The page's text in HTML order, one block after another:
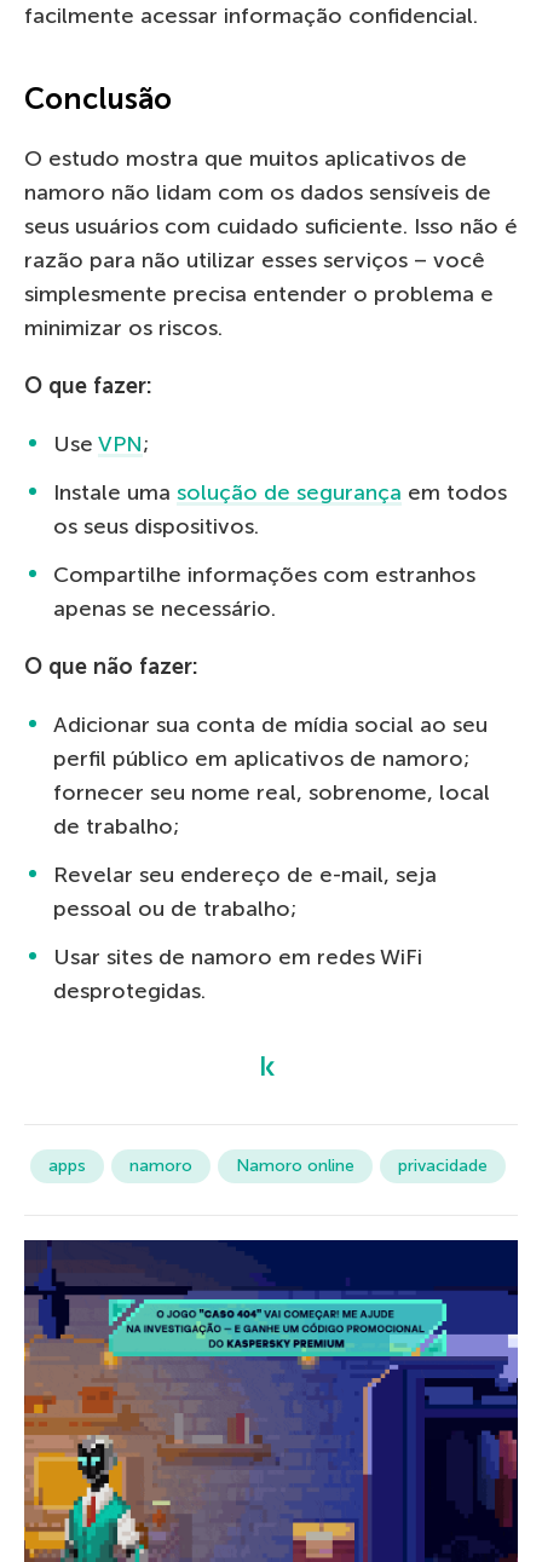
facilmente acessar informação confidencial.
Conclusão
O estudo mostra que muitos aplicativos de
namoro não lidam com os dados sensíveis de
seus usuários com cuidado suficiente. Isso não é
razão para não utilizar esses serviços – você
simplesmente precisa entender o problema e
minimizar os riscos.
O que fazer:
Use VPN;
Instale uma solução de segurança em todos
os seus dispositivos.
Compartilhe informações com estranhos
apenas se necessário.
O que não fazer:
Adicionar sua conta de mídia social ao seu
perfil público em aplicativos de namoro;
fornecer seu nome real, sobrenome, local
de trabalho;
Revelar seu endereço de e-mail, seja
pessoal ou de trabalho;
Usar sites de namoro em redes WiFi
desprotegidas.
apps namoro Namoro online privacidade